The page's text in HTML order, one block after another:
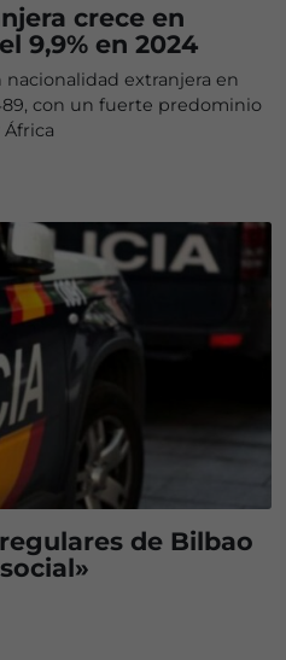
crece en
9,9% en 2024
extranjera en
con un fuerte predominio
de Bilbao